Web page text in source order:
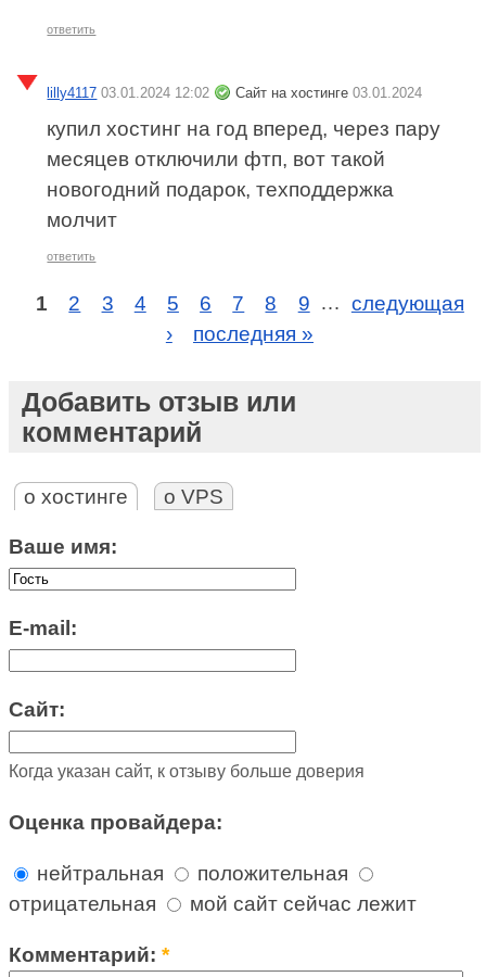
ответить
lilly4117 03.01.2024 12:02 Сайт на хостинге03.01.2024
купил хостинг на год вперед, через пару
месяцев отключили фтп, вот такой
новогодний подарок, техподдержка
молчит
ответить
1 2 3 4 5 6 7 8 9 … следующая
›
последняя »
Добавить отзыв или
комментарий
о хостинге о VPS
Ваше имя:
E-mail:
Сайт:
Когда указан сайт, к отзыву больше доверия
Оценка провайдера:
нейтральная
положительная
отрицательная
мой сайт сейчас лежит
Комментарий:*